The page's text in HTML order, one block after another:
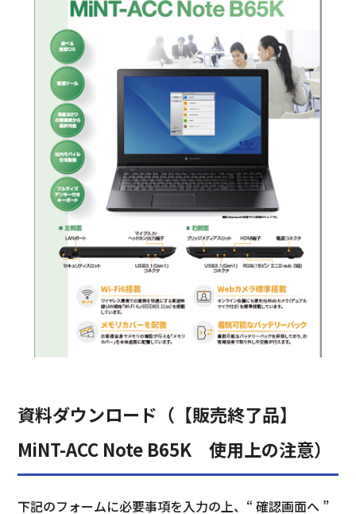
資料ダウンロード（【販売終了品】
MiNT-ACC Note B65K 使用上の注意）
下記のフォームに必要事項を入力の上、“ 確認画面へ ”